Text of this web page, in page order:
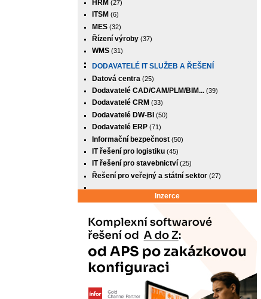
HRM (27)
ITSM (6)
MES(32)
Řízení výroby(37)
WMS(31)
DODAVATELÉ IT SLUŽEB A ŘEŠENÍ
Datová centra (25)
Dodavatelé CAD/CAM/PLM/BIM...(39)
Dodavatelé CRM (33)
Dodavatelé DW-BI (50)
Dodavatelé ERP(71)
Informační bezpečnost(50)
IT řešení pro logistiku(45)
IT řešení pro stavebnictví(25)
Řešení pro veřejný a státní sektor(27)
Inzerce